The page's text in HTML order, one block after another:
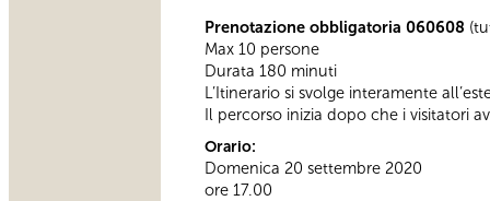
Prenotazione obbligatoria 060608
Max 10 persone
Durata 180 minuti
L’Itinerario si svolge interamente
Il percorso inizia dopo che i visitatori
Orario:
Domenica 20 settembre 2020
ore 17.00